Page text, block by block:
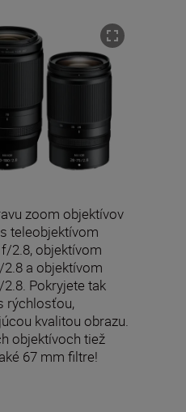
zoom objektívov
teleobjektívom
2.8, objektívom
a objektívom
Pokryjete tak
rýchlosťou,
kvalitou obrazu.
objektívoch tiež
67 mm filtre!